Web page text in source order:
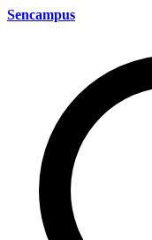
Sencampus